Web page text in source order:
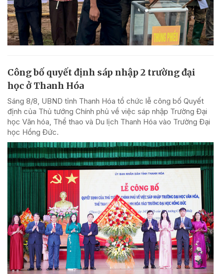
Công bố quyết định sáp nhập 2 trường đại
học ở Thanh Hóa
Sáng 8/8, UBND tỉnh Thanh Hóa tổ chức lễ công bố Quyết
định của Thủ tướng Chính phủ về việc sáp nhập Trường Đại
học Văn hóa, Thể thao và Du lịch Thanh Hóa vào Trường Đại
học Hồng Đức.